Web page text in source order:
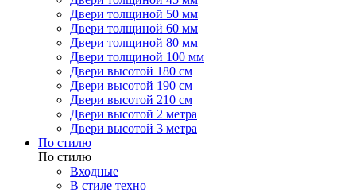
Двери толщиной 50 мм
Двери толщиной 60 мм
Двери толщиной 80 мм
Двери толщиной 100 мм
Двери высотой 180 см
Двери высотой 190 см
Двери высотой 210 см
Двери высотой 2 метра
Двери высотой 3 метра
По стилю
По стилю
Входные
В стиле техно